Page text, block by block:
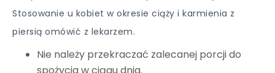
Stosowanie u kobiet w okresie ciąży i karmienia z
piersią omówić z lekarzem.
Nie należy przekraczać zalecanej porcji do